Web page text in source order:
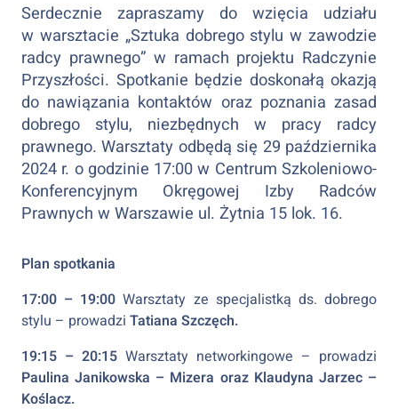
Serdecznie zapraszamy do wzięcia udziału
w warsztacie „Sztuka dobrego stylu w zawodzie
radcy prawnego” w ramach projektu Radczynie
Przyszłości. Spotkanie będzie doskonałą okazją
do nawiązania kontaktów oraz poznania zasad
dobrego stylu, niezbędnych w pracy radcy
prawnego. Warsztaty odbędą się 29 października
2024 r. o godzinie 17:00 w Centrum Szkoleniowo-
Konferencyjnym Okręgowej Izby Radców
Prawnych w Warszawie ul. Żytnia 15 lok. 16.
Plan spotkania
17:00 – 19:00Warsztaty ze specjalistką ds. dobrego
stylu – prowadzi Tatiana Szczęch.
19:15 – 20:15 Warsztaty networkingowe – prowadzi
Paulina Janikowska – Mizera oraz Klaudyna Jarzec –
Koślacz.